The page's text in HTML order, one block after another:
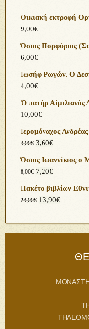
Οικιακή εκτροφή
9,00€
Όσιος Πορφύριος
6,00€
Ιωσήφ Ρωγών. Ο
4,00€
Ὁ πατὴρ Αἰμιλιανός
10,00€
Ιερομόναχος
4,00€ 3,60€
Όσιος Ιωαννίκιος ο
8,00€ 7,20€
Πακέτο βιβλίων
24,00€ 13,90€